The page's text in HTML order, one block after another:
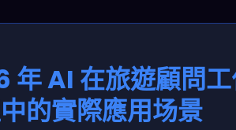
年 AI 在旅遊顧問
的實際應用场景